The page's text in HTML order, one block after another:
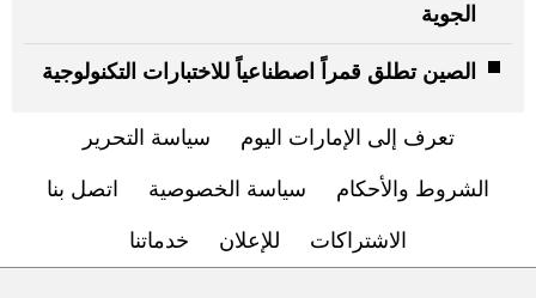
الجوية
الصين تطلق قمراً اصطناعياً للاختبارات التكنولوجية
تعرف إلى الإمارات اليوم سياسة التحرير
الشروط والأحكام سياسة الخصوصية اتصل بنا
الاشتراكات للإعلان خدماتنا